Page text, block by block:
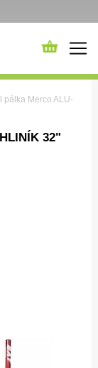
pálka Merco ALU-
32"